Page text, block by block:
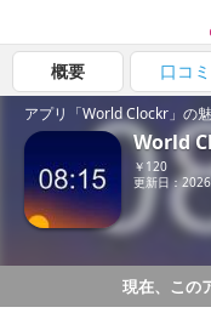
概要 口コミ
アプリ「World Clockr」の
World
￥120
更新日：
現在、この